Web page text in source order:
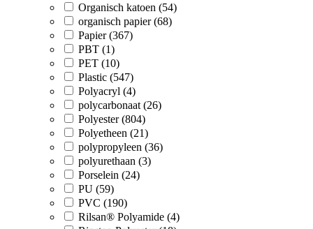
Organisch katoen (54)
organisch papier (68)
Papier (367)
PBT (1)
PET (10)
Plastic (547)
Polyacryl (4)
polycarbonaat (26)
Polyester (804)
Polyetheen (21)
polypropyleen (36)
polyurethaan (3)
Porselein (24)
PU (59)
PVC (190)
Rilsan® Polyamide (4)